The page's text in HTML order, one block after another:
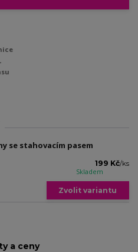
se stahovacím pasem
199 Kč/ks
Skladem
Zvolit variantu
a ceny